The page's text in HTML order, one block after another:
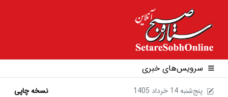
سرویس‌های خبری
1405 پنج‌شنبه 14 خرداد نسخه چاپی